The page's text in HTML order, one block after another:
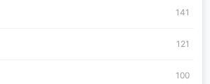
141
121
100